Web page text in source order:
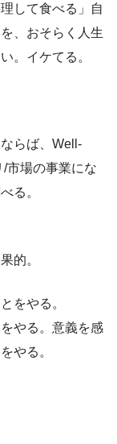
して食べる」自
、おそらく人生
。イケてる。
らば、Well-
市場の事業にな
る。
的。
をやる。
やる。意義を感
やる。